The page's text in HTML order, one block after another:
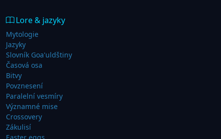
Lore & jazyky
Mytologie
Jazyky
Slovník Goa'uldštiny
Časová osa
Bitvy
Povznesení
Paralelní vesmíry
Významné mise
Crossovery
Zákulisí